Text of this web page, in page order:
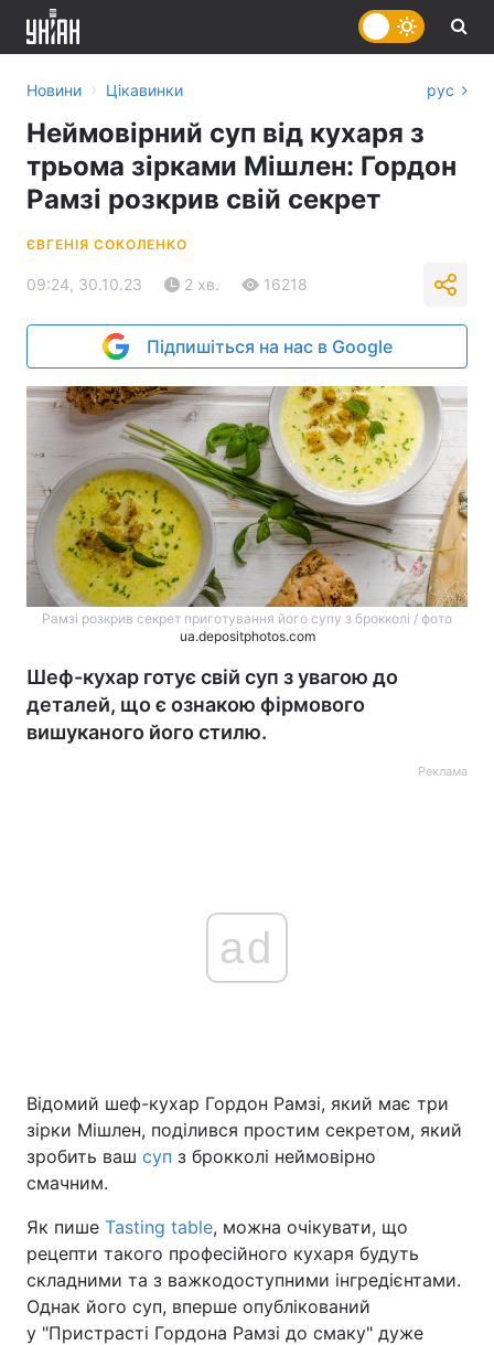
Україна Політика
Економіка
Спорт Наука
Техно і зв'язок Лайт
Зброя Інциденти
Новини › Цікавинки рус
Неймовірний суп від кухаря з
трьома зірками Мішлен: Гордон
Рамзі розкрив свій секрет
ЄВГЕНІЯ СОКОЛЕНКО
09:24, 30.10.23 2 хв. 16218
Підпишіться на нас в Google
Рамзі розкрив секрет приготування його супу з брокколі / фото
ua.depositphotos.com
Шеф-кухар готує свій суп з увагою до
деталей, що є ознакою фірмового
вишуканого його стилю.
Реклама
ad
Відомий шеф-кухар Гордон Рамзі, який має три
зірки Мішлен, поділився простим секретом, який
зробить ваш суп з брокколі неймовірно
смачним.
Як пише Tasting table, можна очікувати, що
рецепти такого професійного кухаря будуть
складними та з важкодоступними інгредієнтами.
Однак його суп, вперше опублікований
у "Пристрасті Гордона Рамзі до смаку" дуже